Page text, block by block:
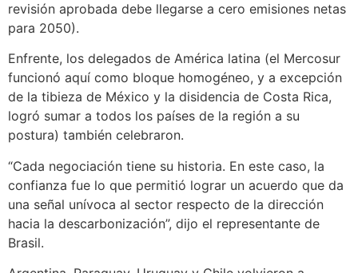
revisión aprobada debe llegarse a cero emisiones netas
para 2050).
Enfrente, los delegados de América latina (el Mercosur
funcionó aquí como bloque homogéneo, y a excepción
de la tibieza de México y la disidencia de Costa Rica,
logró sumar a todos los países de la región a su
postura) también celebraron.
“Cada negociación tiene su historia. En este caso, la
confianza fue lo que permitió lograr un acuerdo que da
una señal unívoca al sector respecto de la dirección
hacia la descarbonización”, dijo el representante de
Brasil.